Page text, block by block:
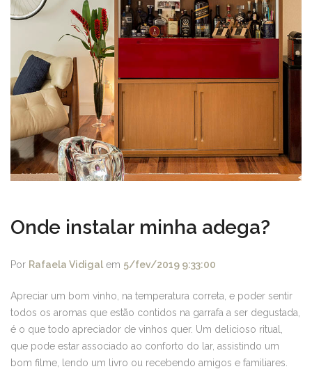
Onde instalar minha adega?
Por Rafaela Vidigal em 5/fev/2019 9:33:00
Apreciar um bom vinho, na temperatura correta, e poder sentir
todos os aromas que estão contidos na garrafa a ser degustada,
é o que todo apreciador de vinhos quer. Um delicioso ritual,
que pode estar associado ao conforto do lar, assistindo um
bom filme, lendo um livro ou recebendo amigos e familiares.